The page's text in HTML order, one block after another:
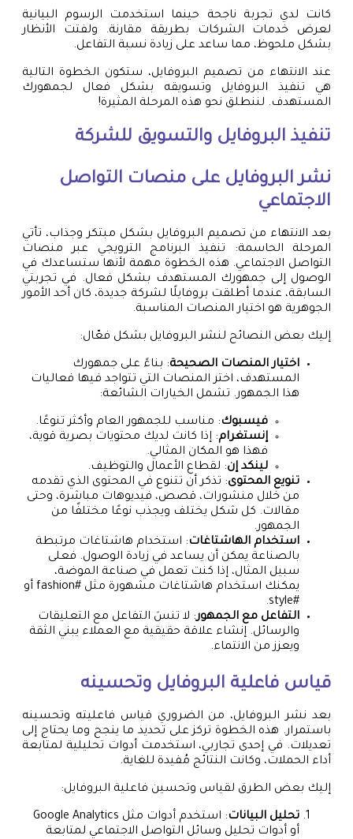
كانت لدي تجربة ناجحة حينما استخدمت الرسوم البيانية
لعرض خدمات الشركات بطريقة مقارنة. ولفتت الأنظار
بشكل ملحوظ، مما ساعد على زيادة نسبة التفاعل.
عند الانتهاء من تصميم البروفايل، ستكون الخطوة التالية
هي تنفيذ البروفايل وتسويقه بشكل فعال لجمهورك
المستهدف. لننطلق نحو هذه المرحلة المثيرة!
تنفيذ البروفايل والتسويق للشركة
نشر البروفايل على منصات التواصل
الاجتماعي
بعد الانتهاء من تصميم البروفايل بشكل مبتكر وجذاب، تأتي
المرحلة الحاسمة: تنفيذ البرنامج الترويجي عبر منصات
التواصل الاجتماعي. هذه الخطوة مهمة لأنها ستساعدك في
الوصول إلى جمهورك المستهدف بشكل فعال. في تجربتي
السابقة، عندما أطلقت بروفايلًا لشركة جديدة، كان أحد الأمور
الجوهرية هو اختيار المنصات المناسبة.
إليك بعض النصائح لنشر البروفايل بشكل فعّال:
اختيار المنصات الصحيحة: بناءً على جمهورك
المستهدف، اختر المنصات التي تتواجد فيها فعاليات
هذا الجمهور. تشمل الخيارات الشائعة:
فيسبوك: مناسب للجمهور العام وأكثر تنوعًا.
إنستغرام: إذا كانت لديك محتويات بصرية قوية،
فهذا هو المكان المثالي.
لينكد إن: لقطاع الأعمال والتوظيف.
تنويع المحتوى: تذكر أن تتنوع في المحتوى الذي تقدمه
من خلال منشورات، قصص، فيديوهات مباشرة، وحتى
مقالات. كل شكل يختلف ويجذب نوعًا مختلفًا من
الجمهور.
استخدام الهاشتاغات: استخدام هاشتاغات مرتبطة
بالصناعة يمكن أن يساعد في زيادة الوصول. فعلى
سبيل المثال، إذا كنت تعمل في صناعة الموضة،
يمكنك استخدام هاشتاغات مشهورة مثل #fashion أو
#style.
التفاعل مع الجمهور: لا تنسَ التفاعل مع التعليقات
والرسائل. إنشاء علاقة حقيقية مع العملاء يبني الثقة
ويعزز من الانتماء.
قياس فاعلية البروفايل وتحسينه
بعد نشر البروفايل، من الضروري قياس فاعليته وتحسينه
باستمرار. هذه الخطوة تركز على تحديد ما ينجح وما يحتاج إلى
تعديلات. في إحدى تجاربي، استخدمت أدوات تحليلية لمتابعة
أداء الحملات، وكانت النتائج مُفيدة للغاية.
إليك بعض الطرق لقياس وتحسين فاعلية البروفايل:
تحليل البيانات
: استخدم أدوات مثل Google Analytics
أو أدوات تحليل وسائل التواصل الاجتماعي لمتابعة